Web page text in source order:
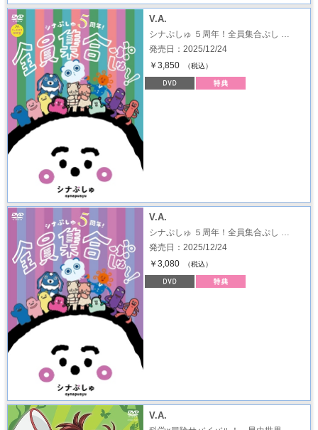
V.A.
シナぷしゅ ５周年！全員集合ぷし …
発売日：2025/12/24
￥3,850
（税込）
V.A.
シナぷしゅ ５周年！全員集合ぷし …
発売日：2025/12/24
￥3,080
（税込）
V.A.